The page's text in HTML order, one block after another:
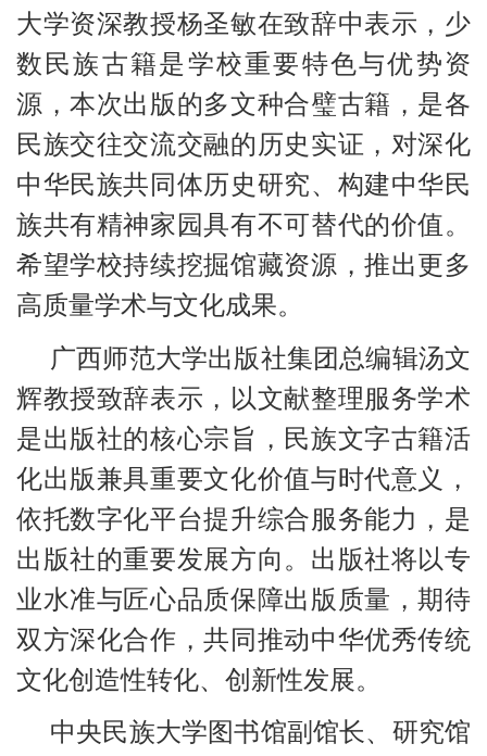
大学资深教授杨圣敏在致辞中表示，少
数民族古籍是学校重要特色与优势资
源，本次出版的多文种合璧古籍，是各
民族交往交流交融的历史实证，对深化
中华民族共同体历史研究、构建中华民
族共有精神家园具有不可替代的价值。
希望学校持续挖掘馆藏资源，推出更多
高质量学术与文化成果。
广西师范大学出版社集团总编辑汤文
辉教授致辞表示，以文献整理服务学术
是出版社的核心宗旨，民族文字古籍活
化出版兼具重要文化价值与时代意义，
依托数字化平台提升综合服务能力，是
出版社的重要发展方向。出版社将以专
业水准与匠心品质保障出版质量，期待
双方深化合作，共同推动中华优秀传统
文化创造性转化、创新性发展。
中央民族大学图书馆副馆长、研究馆